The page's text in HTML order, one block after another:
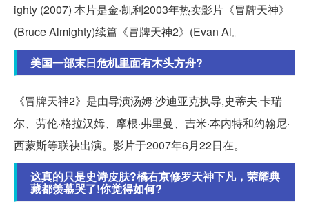
ighty (2007) 本片是金·凯利2003年热卖影片《冒牌天神》
(Bruce Almighty)续篇《冒牌天神2》(Evan Al。
美国一部末日危机里面有木头方舟?
《冒牌天神2》是由导演汤姆·沙迪亚克执导,史蒂夫·卡瑞
尔、劳伦·格拉汉姆、摩根·弗里曼、吉米·本内特和约翰尼·
西蒙斯等联袂出演。影片于2007年6月22日在。
这真的只是史诗皮肤?橘右京修罗天神下凡，荣耀典
藏都羡慕哭了!你觉得如何?